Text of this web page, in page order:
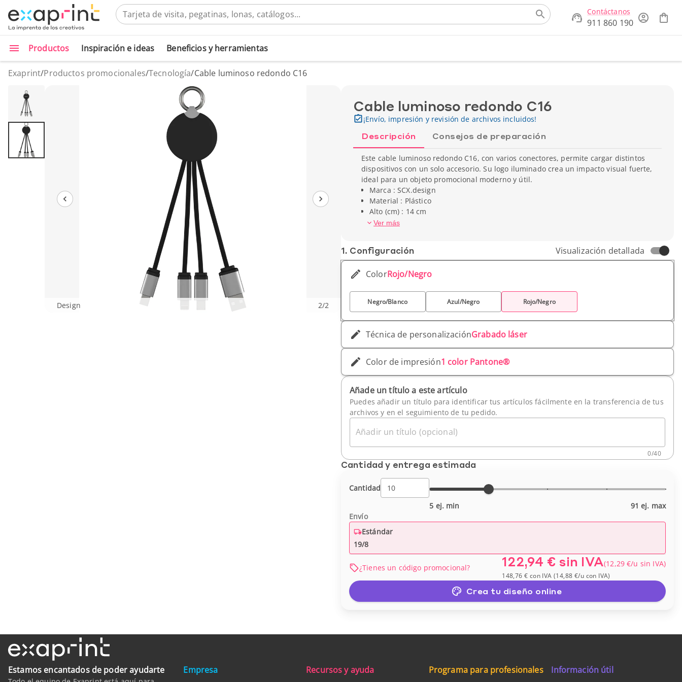
Contáctanos
911 860 190
Productos Inspiración e ideas Beneficios y herramientas
Exaprint/Productos promocionales/Tecnología/Cable luminoso redondo C16
Design 2/2
Cable luminoso redondo C16
¡Envío, impresión y revisión de archivos incluidos!
Descripción Consejos de preparación
Este cable luminoso redondo C16, con varios conectores, permite cargar distintos
dispositivos con un solo accesorio. Su logo iluminado crea un impacto visual fuerte,
ideal para un objeto promocional moderno y útil.
Marca : SCX.design
Material : Plástico
Alto (cm) : 14 cm
Ancho (cm) : 3,5 cm
Ver más
1. Conf­iguración Visualización detallada
ColorRojo/Negro
Negro/Blanco Azul/Negro Rojo/Negro
Técnica de personalizaciónGrabado láser
Color de impresión1 color Pantone®
Añade un título a este artículo
Puedes añadir un título para identificar tus artículos fácilmente en la transferencia de tus
archivos y en el seguimiento de tu pedido.
Añadir un título (opcional)
0/40
Cantidad y entrega estimada
Cantidad
5 ej. min
91 ej. max
Envío
Estándar
19/8
¿Tienes un código promocional? 122,94 € sin IVA(12,29 €/u sin IVA)
148,76 € con IVA (14,88 €/u con IVA)
Crea tu diseño online
Estamos encantados de poder ayudarte Empresa Recursos y ayuda Programa para profesionales Información útil